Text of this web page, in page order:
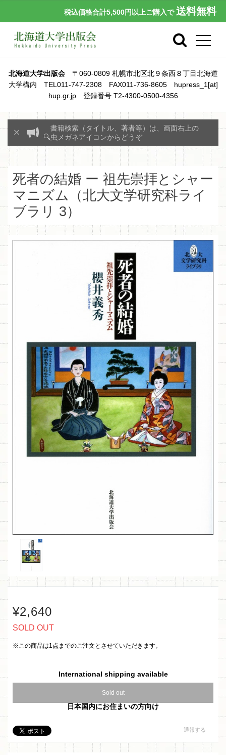
税込価格合計5,500円以上ご購入で 送料無料
北海道大学出版会〒060-0809 札幌市北区北９条西８丁目北海道
大学構内 TEL011-747-2308 FAX011-736-8605 hupress_1[at]
hup.gr.jp 登録番号 T2-4300-0500-4356
書籍検索（タイトル、著者等）は、画面右上の
🔍虫メガネアイコンからどうぞ
死者の結婚 ー 祖先崇拝とシャー
マニズム（北大文学研究科ライ
ブラリ 3）
¥2,640
SOLD OUT
※この商品は1点までのご注文とさせていただきます。
International shipping available
Sold out
日本国内にお住まいの方向け
通報する